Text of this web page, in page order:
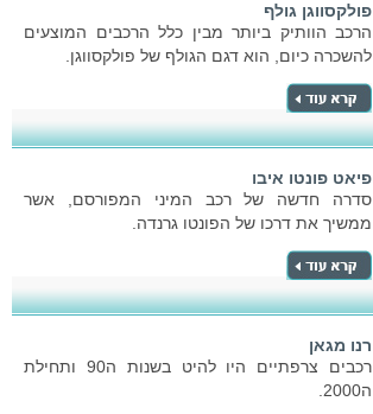
פולקסווגן גולף
הרכב הוותיק ביותר מבין כלל הרכבים המוצעים
להשכרה כיום, הוא דגם הגולף של פולקסווגן.
פיאט פונטו איבו
סדרה חדשה של רכב המיני המפורסם, אשר
ממשיך את דרכו של הפונטו גרנדה.
רנו מגאן
רכבים צרפתיים היו להיט בשנות ה90 ותחילת
ה2000.